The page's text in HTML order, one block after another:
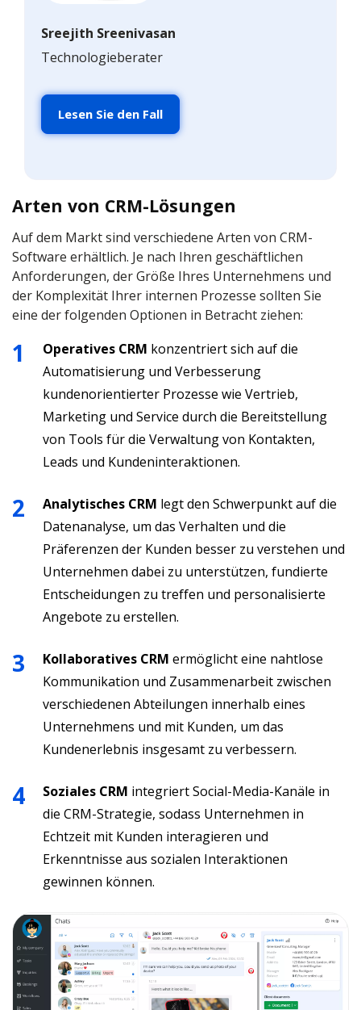
Sreejith Sreenivasan
Technologieberater
Lesen Sie den Fall
Arten von CRM-Lösungen
Auf dem Markt sind verschiedene Arten von CRM-
Software erhältlich. Je nach Ihren geschäftlichen
Anforderungen, der Größe Ihres Unternehmens und
der Komplexität Ihrer internen Prozesse sollten Sie
eine der folgenden Optionen in Betracht ziehen:
Operatives CRM konzentriert sich auf die
Automatisierung und Verbesserung
kundenorientierter Prozesse wie Vertrieb,
Marketing und Service durch die Bereitstellung
von Tools für die Verwaltung von Kontakten,
Leads und Kundeninteraktionen.
Analytisches CRM legt den Schwerpunkt auf die
Datenanalyse, um das Verhalten und die
Präferenzen der Kunden besser zu verstehen und
Unternehmen dabei zu unterstützen, fundierte
Entscheidungen zu treffen und personalisierte
Angebote zu erstellen.
Kollaboratives CRM ermöglicht eine nahtlose
Kommunikation und Zusammenarbeit zwischen
verschiedenen Abteilungen innerhalb eines
Unternehmens und mit Kunden, um das
Kundenerlebnis insgesamt zu verbessern.
Soziales CRM integriert Social-Media-Kanäle in
die CRM-Strategie, sodass Unternehmen in
Echtzeit mit Kunden interagieren und
Erkenntnisse aus sozialen Interaktionen
gewinnen können.